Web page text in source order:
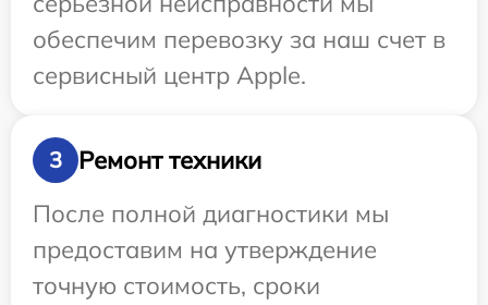
обеспечим перевозку за наш счет в
сервисный центр Apple.
3
Ремонт техники
После полной диагностики мы
предоставим на утверждение
точную стоимость, сроки